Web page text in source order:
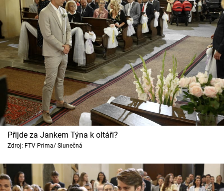
Přijde za Jankem Týna k oltáři?
Zdroj: FTV Prima/ Slunečná